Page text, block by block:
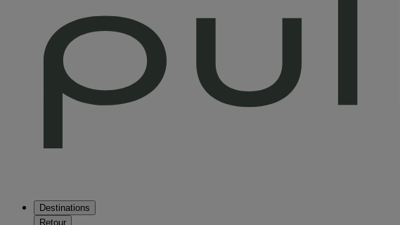
Destinations
Retour